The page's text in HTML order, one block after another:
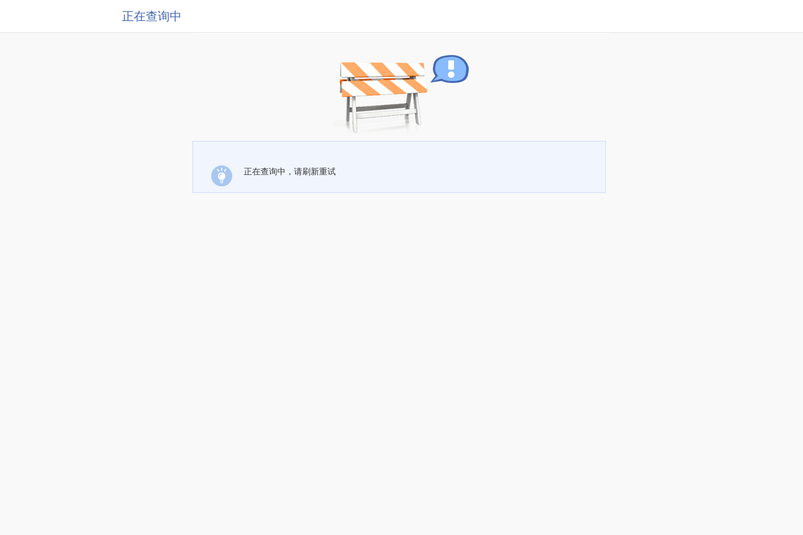
正在查询中
正在查询中，请刷新重试